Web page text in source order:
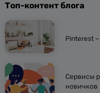
Топ-контент блога
Pinterest
Сервисы
новичков